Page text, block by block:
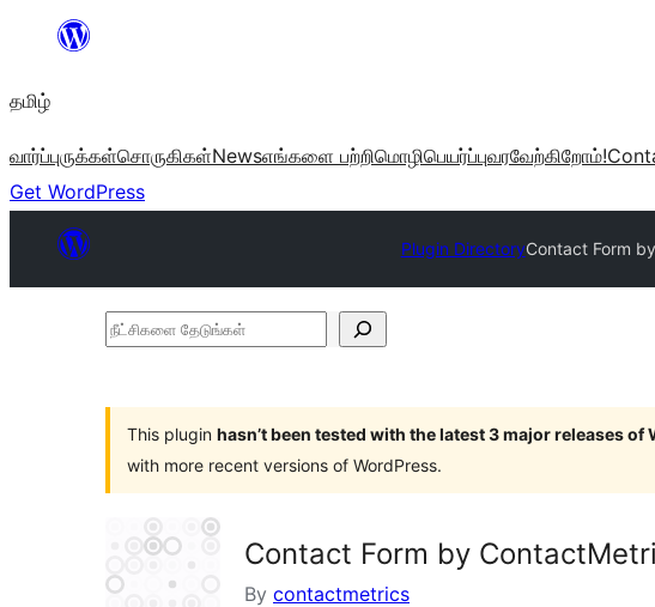
உள்ளடக்கத்திற்கு
தமிழ்
வார்ப்புருக்கள்சொருகிகள்Newsஎங்களை பற்றிமொழிபெயர்ப்புவரவேற்கிறோம்!
Get WordPress
Plugin DirectoryContact Form
நீட்சிகளை
This plugin hasn’t been tested with the latest 3 major releases of
with more recent versions of WordPress.
Contact Form by
By contactmetrics